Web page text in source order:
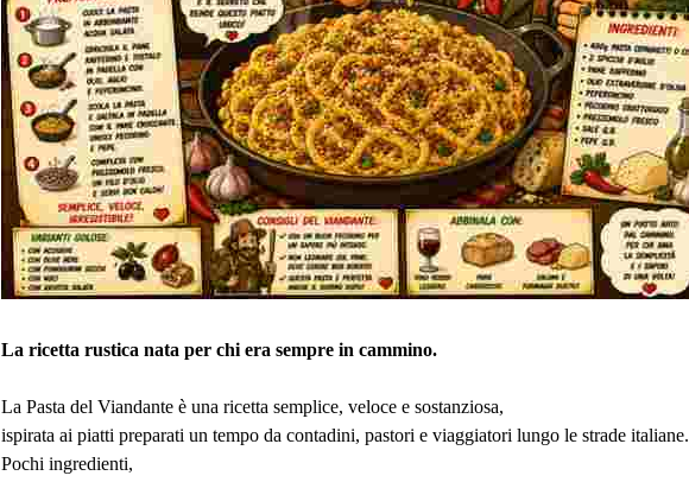
La ricetta rustica nata per chi era sempre in cammino.
La Pasta del Viandante è una ricetta semplice, veloce e sostanziosa,
ispirata ai piatti preparati un tempo da contadini, pastori e viaggiatori lungo le strade italiane.
Pochi ingredienti,